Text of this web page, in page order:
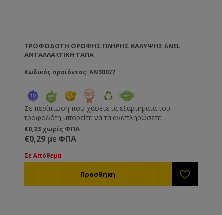
ΤΡΟΦΟΔΌΤΗ ΟΡΟΦΉΣ ΠΛΉΡΗΣ ΚΆΛΥΨΗΣ ANEL
ΑΝΤΑΛΛΑΚΤΙΚΉ ΤΆΠΑ
Κωδικός προϊόντος: AN30027
Σε περίπτωση που χάσετε τα εξαρτήματα του
τροφοδότη μπορείτε να τα αναπληρώσετε
αγοράζοντάς τα ξεχωριστά.
€0,23 χωρίς ΦΠΑ
€0,29 με ΦΠΑ
Σε Απόθεμα